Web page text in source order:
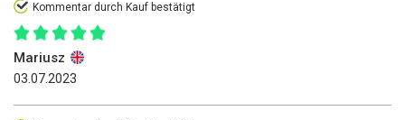
Kommentar durch Kauf bestätigt
Mariusz
03.07.2023